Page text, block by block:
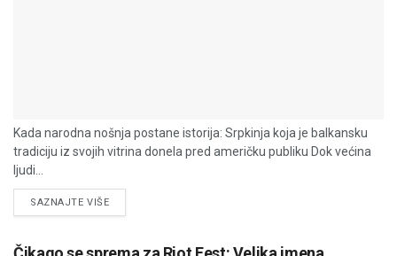
Kada narodna nošnja postane istorija: Srpkinja koja je balkansku
tradiciju iz svojih vitrina donela pred američku publiku Dok većina
ljudi...
SAZNAJTE VIŠEDETAILS